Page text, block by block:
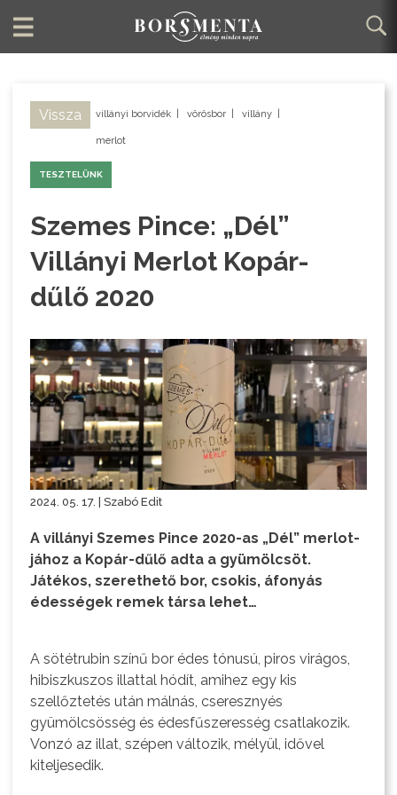
Vissza villányi borvidék vörösbor villány
merlot
TESZTELÜNK
Szemes Pince: „Dél”
Villányi Merlot Kopár-
dűlő 2020
2024. 05. 17. | Szabó Edit
A villányi Szemes Pince 2020-as „Dél” merlot-
jához a Kopár-dűlő adta a gyümölcsöt.
Játékos, szerethető bor, csokis, áfonyás
édességek remek társa lehet…
A sötétrubin színű bor édes tónusú, piros virágos,
hibiszkuszos illattal hódít, amihez egy kis
szellőztetés után málnás, cseresznyés
gyümölcsösség és édesfűszeresség csatlakozik.
Vonzó az illat, szépen változik, mélyül, idővel
kiteljesedik.